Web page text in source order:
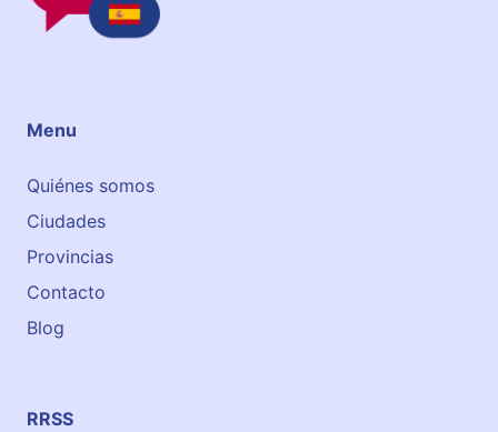
S
L
E
m
i
i
o
m
Menu
Quiénes somos
Ciudades
Provincias
Contacto
Blog
RRSS